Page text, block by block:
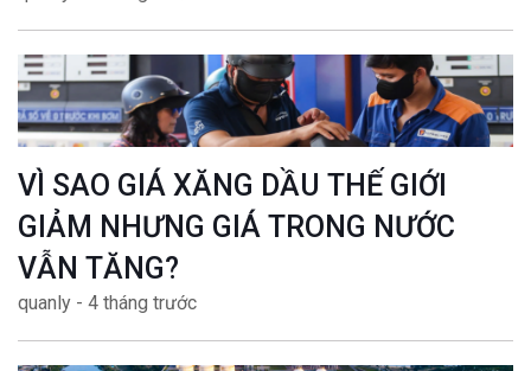
VÌ SAO GIÁ XĂNG DẦU THẾ GIỚI
GIẢM NHƯNG GIÁ TRONG NƯỚC
VẪN TĂNG?
quanly - 4 tháng trước